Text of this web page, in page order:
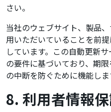
さい。
当社のウェブサイト、製品
用いただいていることを前
しています。この自動更新
の要件に基づいており、期
の中断を防ぐために機能しま
8. 利用者情報